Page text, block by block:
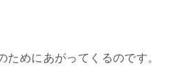
めにあがってくるのです。